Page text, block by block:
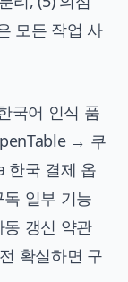
모든 작업 사
국어 인식 품
→ 쿠
한국 결제 옵
독 일부 기능
동 갱신 약관
확실하면 구